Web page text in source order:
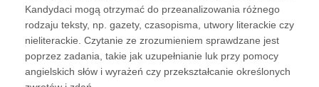
Kandydaci mogą otrzymać do przeanalizowania różnego
rodzaju teksty, np. gazety, czasopisma, utwory literackie czy
nieliterackie. Czytanie ze zrozumieniem sprawdzane jest
poprzez zadania, takie jak uzupełnianie luk przy pomocy
angielskich słów i wyrażeń czy przekształcanie określonych